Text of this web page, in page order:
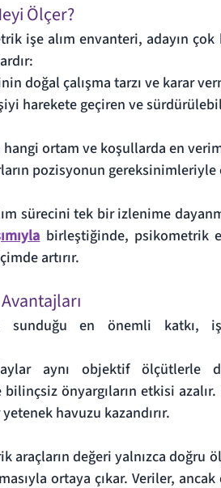
Ölçer?
işe alım envanteri, adayın
doğal çalışma tarzı ve karar
harekete geçiren ve
ortam ve koşullarda en
pozisyonun gereksinimleriyle
sürecini tek bir izlenime
birleştiğinde, psikometrik
artırır.
Avantajları
sunduğu en önemli katkı,
aynı objektif ölçütlerle
bilinçsiz önyargıların etkisi
havuzu kazandırır.
değeri yalnızca doğru
ortaya çıkar. Veriler,